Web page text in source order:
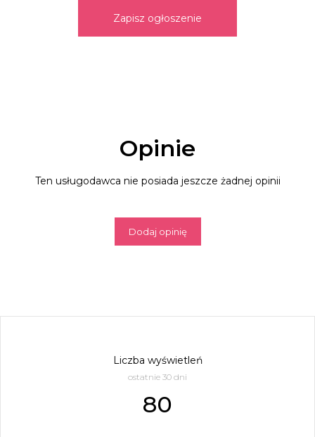
Zapisz ogłoszenie
Opinie
Ten usługodawca nie posiada jeszcze żadnej opinii
Dodaj opinię
Liczba wyświetleń
ostatnie 30 dni
80